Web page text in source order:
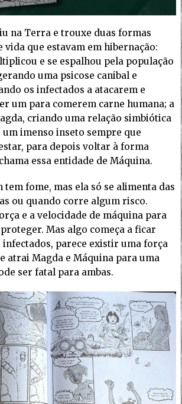
na Terra e trouxe duas formas
vida que estavam em hibernação:
e se espalhou pela população
uma psicose canibal e
os infectados a atacarem e
um para comerem carne humana; a
criando uma relação simbiótica
imenso inseto sempre que
para depois voltar à forma
essa entidade de Máquina.
tem fome, mas ela só se alimenta das
ou quando corre algum risco.
e a velocidade de máquina para
Mas algo começa a ficar
parece existir uma força
atrai Magda e Máquina para uma
ser fatal para ambas.